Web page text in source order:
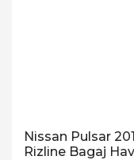
Nissan Pulsar
Rizline Bagaj